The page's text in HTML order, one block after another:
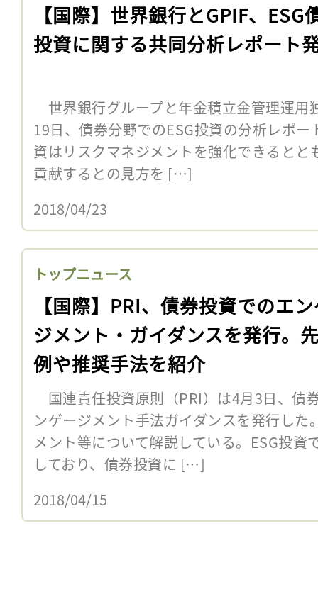
【国際】世界銀行とGPIF、ESG
投資に関する共同分析レポート
世界銀行グループと年金積立金管理運用
19日、債券分野でのESG投資の分析レポ
資はリスクマネジメントを強化できるとと
貢献するとの見方を […]
2018/04/23
トップニュース
【国際】PRI、債券投資でのエ
ジメント・ガイダンスを発行。
例や推奨手法を紹介
国連責任投資原則（PRI）は4月3日、債
ンゲージメント手法ガイダンスを発行した
メント等について解説している。ESG投資
しており、債券投資に […]
2018/04/15